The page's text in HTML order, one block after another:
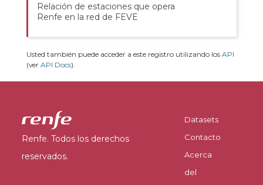
Relación de estaciones que opera
Renfe en la red de FEVE
Usted también puede acceder a este registro utilizando los API
(ver API Docs).
Renfe. Todos los derechos
reservados.
Datasets
Contacto
Acerca
del